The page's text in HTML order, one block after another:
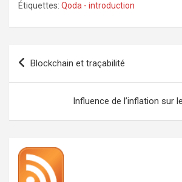
Étiquettes: Qoda - introduction
Navigation
Blockchain et traçabilité
Influence de l’inflation sur